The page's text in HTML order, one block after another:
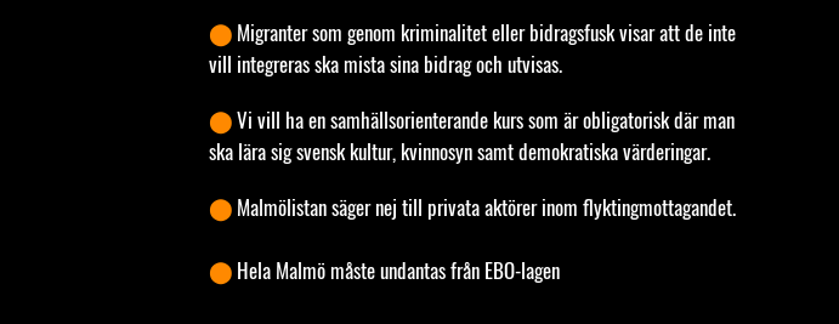
⬤ Migranter som genom kriminalitet eller bidragsfusk visar att de inte
vill integreras ska mista sina bidrag och utvisas.
⬤Vi vill ha en samhällsorienterande kurs som är obligatorisk där man
ska lära sig svensk kultur, kvinnosyn samt demokratiska värderingar.
⬤ Malmölistan säger nej till privata aktörer inom flyktingmottagandet.
⬤ Hela Malmö måste undantas från EBO-lagen